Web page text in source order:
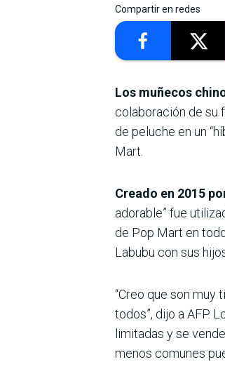
Compartir en redes
Los muñecos
colaboración de su
de peluche en un
Mart.
Creado en 2015
adorable” fue
de Pop Mart en
Labubu con sus
“Creo que son muy
todos”, dijo a AFP.
limitadas y se
menos comunes